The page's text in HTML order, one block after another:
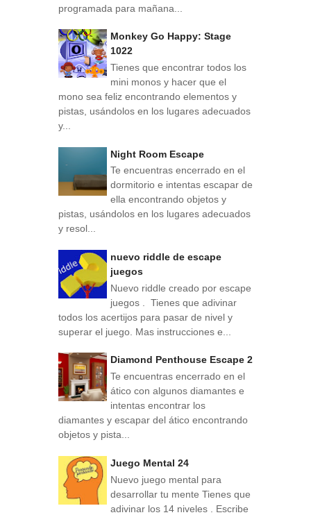
programada para mañana...
Monkey Go Happy: Stage
1022
Tienes que encontrar todos los
mini monos y hacer que el
mono sea feliz encontrando elementos y
pistas, usándolos en los lugares adecuados
y...
Night Room Escape
Te encuentras encerrado en el
dormitorio e intentas escapar de
ella encontrando objetos y
pistas, usándolos en los lugares adecuados
y resol...
nuevo riddle de escape
juegos
Nuevo riddle creado por escape
juegos . Tienes que adivinar
todos los acertijos para pasar de nivel y
superar el juego. Mas instrucciones e...
Diamond Penthouse Escape 2
Te encuentras encerrado en el
ático con algunos diamantes e
intentas encontrar los
diamantes y escapar del ático encontrando
objetos y pista...
Juego Mental 24
Nuevo juego mental para
desarrollar tu mente Tienes que
adivinar los 14 niveles . Escribe